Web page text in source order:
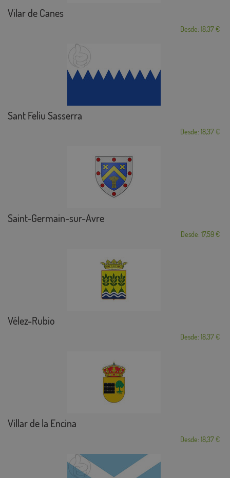
Vilar de Canes
Desde: 18,37 €
Sant Feliu Sasserra
Desde: 18,37 €
Saint-Germain-sur-Avre
Desde: 17,59 €
Vélez-Rubio
Desde: 18,37 €
Villar de la Encina
Desde: 18,37 €